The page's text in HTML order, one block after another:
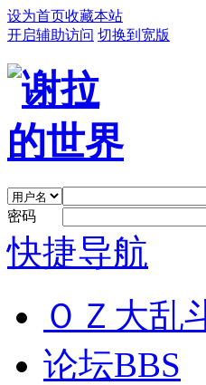
设为首页收藏本站
开启辅助访问 切换到宽版
密码
快捷导航
ＯＺ大乱
论坛BBS